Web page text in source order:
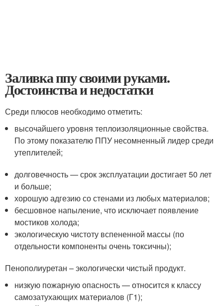
Заливка ппу своими руками.
Достоинства и недостатки
Среди плюсов необходимо отметить:
высочайшего уровня теплоизоляционные свойства.
По этому показателю ППУ несомненный лидер среди
утеплителей;
долговечность — срок эксплуатации достигает 50 лет
и больше;
хорошую адгезию со стенами из любых материалов;
бесшовное напыление, что исключает появление
мостиков холода;
экологическую чистоту вспененной массы (по
отдельности компоненты очень токсичны);
Пенополиуретан – экологически чистый продукт.
низкую пожарную опасность — относится к классу
самозатухающих материалов (Г1);